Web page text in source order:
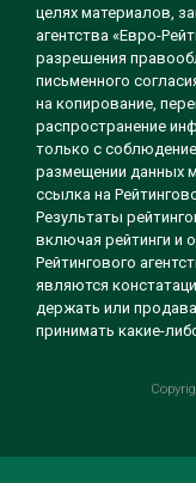
целях материалов,
агентства «Евро-
разрешения
письменного
на копирование,
распространение
только с
размещении данных
ссылка на
Результаты
включая рейтинги и
Рейтингового
являются
держать или
принимать какие-